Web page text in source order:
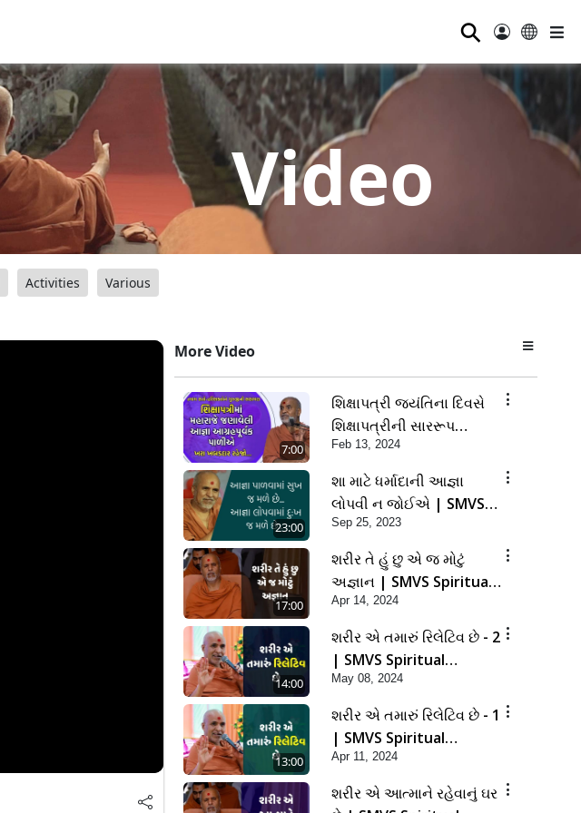
⚲
Video
Activities Various
More Video
7:00
શિક્ષાપત્રી જયંતિના દિવસે
શિક્ષાપત્રીની સારરૂપ
આજ્ઞાઓનું અનુસંધાન
કેળવીએ | SMVS Spiritual
Journey
Feb 13, 2024
23:00
શા માટે ધર્માદાની આજ્ઞા
લોપવી ન જોઈએ | SMVS
Spiritual Journey
Sep 25, 2023
17:00
શરીર તે હું છુ એ જ મોટું
અજ્ઞાન | SMVS Spiritual
Journey | Anadimukta
Gyan
Apr 14, 2024
14:00
શરીર એ તમારું રિલેટિવ છે - 2
| SMVS Spiritual
Journey | Anadimukta
Gyan
May 08, 2024
13:00
શરીર એ તમારું રિલેટિવ છે - 1
| SMVS Spiritual
Journey | Anadimukta
Gyan
Apr 11, 2024
શરીર એ આત્માને રહેવાનું ઘર